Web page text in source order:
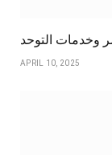
وخدمات التوحد
APRIL 10, 2025